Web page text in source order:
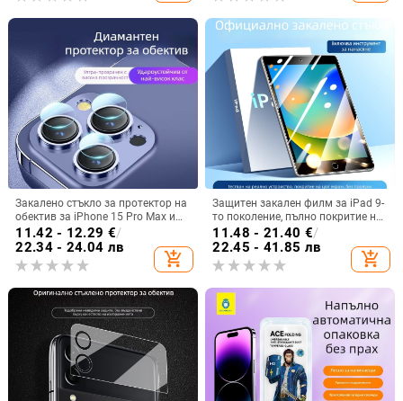
Закалено стъкло за протектор на
обектив за iPhone 15 Pro Max и
iPhone 14 Pro
11.42 - 12.29 €/
22.34 - 24.04 лв
add_shopping_cart
Защитен закален филм за iPad 9-
то поколение, пълно покритие на
екрана, модел A2602, HD яснота
11.48 - 21.40 €/
22.45 - 41.85 лв
add_shopping_cart